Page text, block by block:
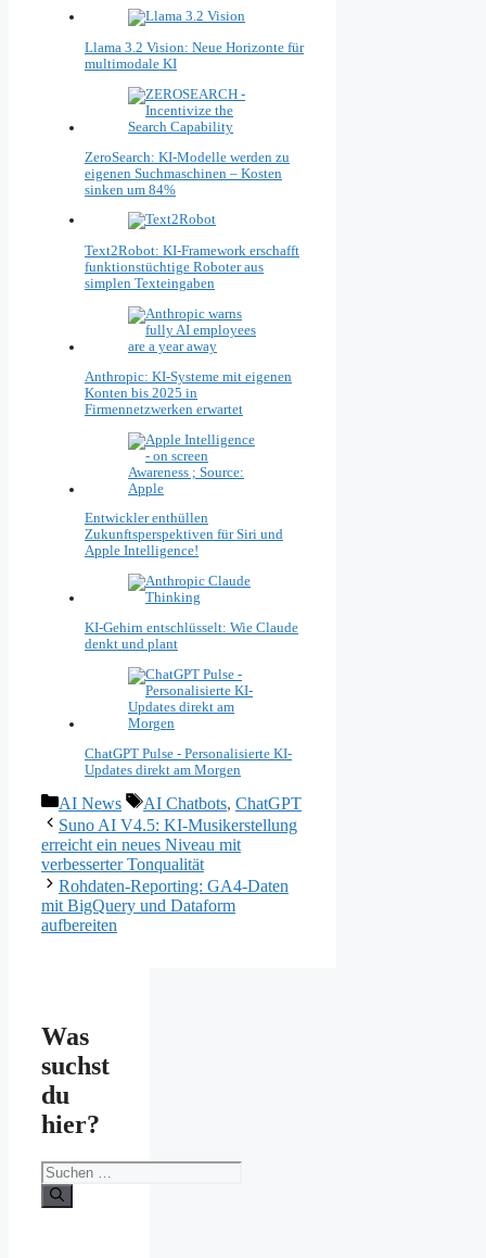
Llama 3.2 Vision: Neue Horizonte für
multimodale KI
ZeroSearch: KI-Modelle werden zu
eigenen Suchmaschinen – Kosten
sinken um 84%
Text2Robot: KI-Framework erschafft
funktionstüchtige Roboter aus
simplen Texteingaben
Anthropic: KI-Systeme mit eigenen
Konten bis 2025 in
Firmennetzwerken erwartet
Entwickler enthüllen
Zukunftsperspektiven für Siri und
Apple Intelligence!
KI-Gehirn entschlüsselt: Wie Claude
denkt und plant
ChatGPT Pulse - Personalisierte KI-
Updates direkt am Morgen
Kategorien
AI News Schlagwörter
AI Chatbots, ChatGPT
Suno AI V4.5: KI-Musikerstellung
erreicht ein neues Niveau mit
verbesserter Tonqualität
Rohdaten-Reporting: GA4-Daten
mit BigQuery und Dataform
aufbereiten
Was
suchst
du
hier?
Suchen
nach: